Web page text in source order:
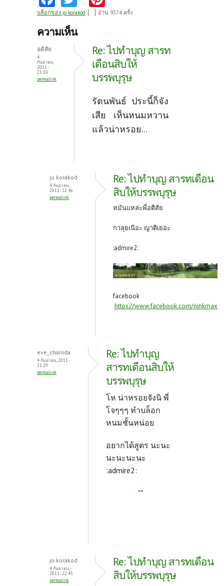
ce
b
k
w
itt
nt
es
t
บล็อกของ jo korakod อ่าน 9374 ครั้ง
ความเห็น
อติสัย
4
กันยายน,
2011 -
21:10
permalink
Re: ไปทำบุญ สารท
เดือนสิบให้
บรรพบุรุษ
รัตนพันธ์ ประนี้ก็จัง
เสีย เห็นหนมหวาน
แล้วน่าหรอย...
jo korakod
4 กันยายน,
2011 - 22:46
permalink
Re: ไปทำบุญ สารทเดือน
สิบให้บรรพบุรุษ
หมันแหล่ะพี่อติสัย
กาลุยเน๊อะ ญาติเยอะ
:admire2:
facebook
https://www.facebook.com/ninkmax
eve_chanida
4 กันยายน, 2011 -
21:29
permalink
Re: ไปทำบุญ
สารทเดือนสิบให้
บรรพบุรุษ
โห น่าหรอยจังนิ พี่
โจๆๆๆ ทำบล็อก
หนมชั้นหน่อย
อยากได้สูตร นะนะ
นะนะนะนะ
:admire2:
""
jo korakod
4 กันยายน,
2011 - 22:45
permalink
Re: ไปทำบุญ สารทเดือน
สิบให้บรรพบุรุษ